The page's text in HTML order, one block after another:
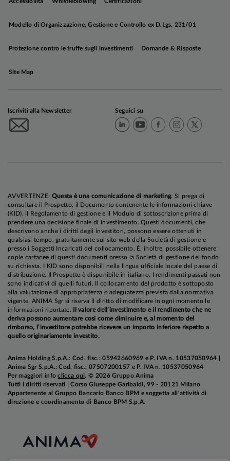
riprendano ad accelerare ed evitino la recessione,
riesca ad implementare l'ambizioso piano fiscale
riforme e stimoli per supportare la domanda
domestica. Il nostro quadro macro prospettico
dell'inflazione orientato verso il target sia negli
Stati Uniti che in Area Euro, mentre in Cina ci
Centrale Europea sulla strada di un allentamento
delle condizioni finanziarie per ragioni
disinflative, per quanto più marcato negli USA,
per via di pressioni politiche destinate a crescere
con l'avvicinarsi delle elezioni di medio termine.
Anche la Banca centrale cinese collaborerà
tagliando i tassi, ma la chiave di volta per uscire
dalla trappola disinflativa rimane un
potenziamento molto importante degli stimoli
fiscali o l'adozione di politiche monetarie non
convenzionali: uno scenario, quest'ultimo, che
non riteniamo probabile nel 2026.
FOREWORD
ASSET ALLOCATION MERCATI
aspettiamo che le performance dei titoli
governativi siano sostenute dai livelli
Modello di Organizzazione, Gestione e Controllo ex D.Lgs. 231/01
Protezione contro le truffe sugli investimenti Domande & Risposte
Site Map
Iscriviti alla Newsletter Seguici su
AVVERTENZE: Questa è una comunicazione di marketing. Si prega di
consultare il Prospetto, il Documento contenente le informazioni chiave
(KID), il Regolamento di gestione e il Modulo di sottoscrizione prima di
prendere una decisione finale di investimento. Questi documenti, che
descrivono anche i diritti degli investitori, possono essere ottenuti in
qualsiasi tempo, gratuitamente sul sito web della Società di gestione e
presso i Soggetti Incaricati del collocamento. È, inoltre, possibile ottenere
copie cartacee di questi documenti presso la Società di gestione del fondo
su richiesta. I KID sono disponibili nella lingua ufficiale locale del paese di
distribuzione. Il Prospetto è disponibile in italiano. I rendimenti passati non
sono indicativi di quelli futuri. Il collocamento del prodotto è sottoposto
alla valutazione di appropriatezza o adeguatezza prevista dalla normativa
vigente. ANIMA Sgr si riserva il diritto di modificare in ogni momento le
informazioni riportate.
Il valore dell’investimento e il rendimento che ne
deriva possono aumentare così come diminuire e, al momento del
rimborso, l’investitore potrebbe ricevere un importo inferiore rispetto a
quello originariamente investito.
Anima Holding S.p.A.: Cod. fisc.: 05942660969 e P. IVA n. 10537050964 |
Anima Sgr S.p.A.: Cod. fisc.: 07507200157 e P. IVA n. 10537050964
Per maggiori infoclicca qui. © 2026 Gruppo Anima
Tutti i diritti riservati | Corso Giuseppe Garibaldi, 99 - 20121 Milano
Appartenente al Gruppo Bancario Banco BPM e soggetta all'attività di
direzione e coordinamento di Banco BPM S.p.A.